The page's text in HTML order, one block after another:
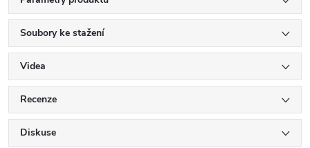
Soubory ke stažení
Videa
Recenze
Diskuse